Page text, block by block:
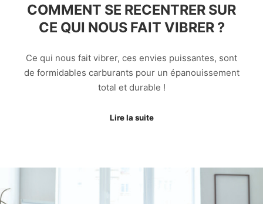
COMMENT SE RECENTRER SUR
CE QUI NOUS FAIT VIBRER ?
Ce qui nous fait vibrer, ces envies puissantes, sont
de formidables carburants pour un épanouissement
total et durable !
Lire la suite